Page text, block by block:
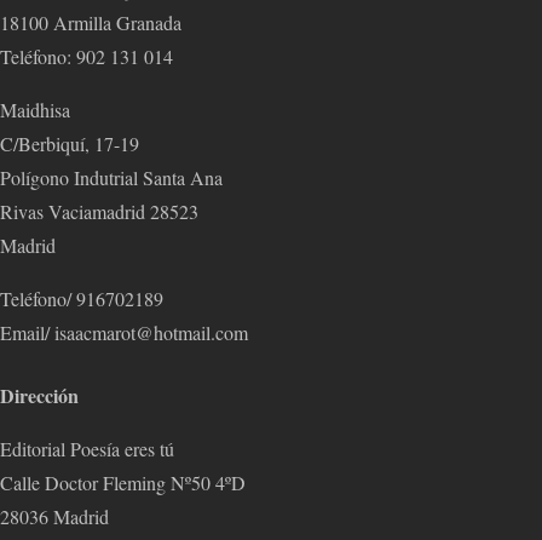
18100 Armilla Granada
Teléfono: 902 131 014
Maidhisa
C/Berbiquí, 17-19
Polígono Indutrial Santa Ana
Rivas Vaciamadrid 28523
Madrid
Teléfono/ 916702189
Email/ isaacmarot@hotmail.com
Dirección
Editorial Poesía eres tú
Calle Doctor Fleming Nº50 4ºD
28036 Madrid